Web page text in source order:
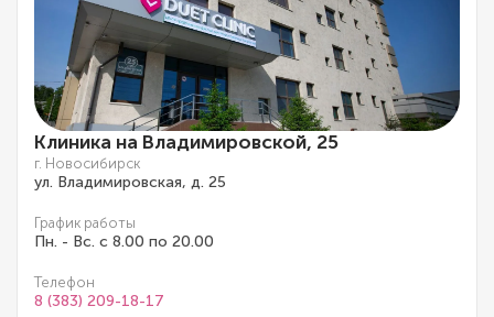
Клиника на Владимировской, 25
г. Новосибирск
ул. Владимировская, д. 25
График работы
Пн. - Вс. с 8.00 по 20.00
Телефон
8 (383) 209-18-17